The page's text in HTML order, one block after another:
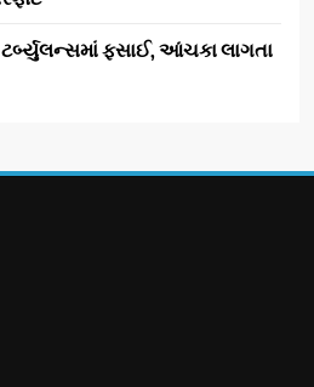
ફસાઈ, આંચકા લાગતા